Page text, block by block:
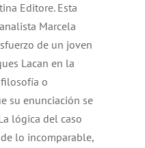
Editore. Esta
Marcela
de un joven
Lacan en la
o
su enunciación se
lógica del caso
lo incomparable,